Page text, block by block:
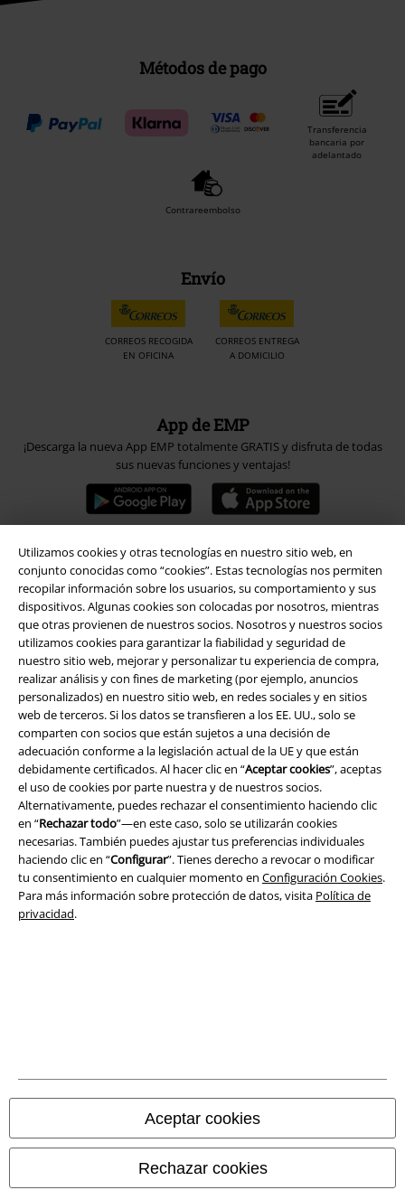
Utilizamos cookies y otras tecnologías en nuestro sitio web, en
conjunto conocidas como “cookies”. Estas tecnologías nos permiten
recopilar información sobre los usuarios, su comportamiento y sus
dispositivos. Algunas cookies son colocadas por nosotros, mientras
que otras provienen de nuestros socios. Nosotros y nuestros socios
utilizamos cookies para garantizar la fiabilidad y seguridad de
nuestro sitio web, mejorar y personalizar tu experiencia de compra,
realizar análisis y con fines de marketing (por ejemplo, anuncios
personalizados) en nuestro sitio web, en redes sociales y en sitios
web de terceros. Si los datos se transfieren a los EE. UU., solo se
comparten con socios que están sujetos a una decisión de
adecuación conforme a la legislación actual de la UE y que están
debidamente certificados. Al hacer clic en “Aceptar cookies”, aceptas
el uso de cookies por parte nuestra y de nuestros socios.
Alternativamente, puedes rechazar el consentimiento haciendo clic
en “Rechazar todo”—en este caso, solo se utilizarán cookies
necesarias. También puedes ajustar tus preferencias individuales
haciendo clic en “Configurar”. Tienes derecho a revocar o modificar
tu consentimiento en cualquier momento en Configuración Cookies.
Para más información sobre protección de datos, visita Política de
privacidad.
Aceptar cookies
Rechazar cookies
Métodos de pago
Transferencia
bancaria por
adelantado
Contrareembolso
Envío
CORREOS RECOGIDA
EN OFICINA
CORREOS ENTREGA
A DOMICILIO
App de EMP
¡Descarga la nueva App EMP totalmente GRATIS y disfruta de todas
sus nuevas funciones y ventajas!
A Warner Music Group Company
Seguridad
Ley protección de datos
Eliminación de residuos y protección del medioambiente
Declaración de Conformidad